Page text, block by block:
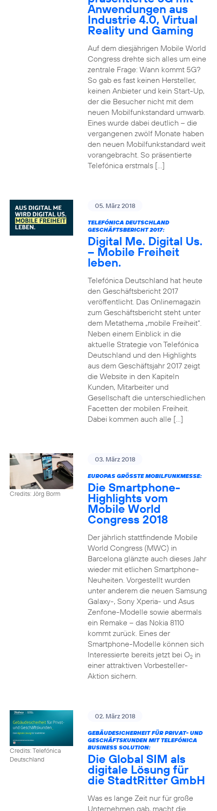
Anwendungen aus
Industrie 4.0, Virtual
Reality und Gaming
Auf dem diesjährigen Mobile World
Congress drehte sich alles um eine
zentrale Frage: Wann kommt 5G?
So gab es fast keinen Hersteller,
keinen Anbieter und kein Start-Up,
der die Besucher nicht mit dem
neuen Mobilfunkstandard umwarb.
Eines wurde dabei deutlich – die
vergangenen zwölf Monate haben
den neuen Mobilfunkstandard weit
vorangebracht. So präsentierte
Telefónica erstmals […]
05. März 2018
TELEFÓNICA DEUTSCHLAND
GESCHÄFTSBERICHT 2017:
Digital Me. Digital Us.
– Mobile Freiheit
leben.
Telefónica Deutschland hat heute
den Geschäftsbericht 2017
veröffentlicht. Das Onlinemagazin
zum Geschäftsbericht steht unter
dem Metathema „mobile Freiheit“.
Neben einem Einblick in die
aktuelle Strategie von Telefónica
Deutschland und den Highlights
aus dem Geschäftsjahr 2017 zeigt
die Website in den Kapiteln
Kunden, Mitarbeiter und
Gesellschaft die unterschiedlichen
Facetten der mobilen Freiheit.
Dabei kommen auch alle […]
Credits: Jörg Borm
03. März 2018
EUROPAS GRÖSSTE MOBILFUNKMESSE:
Die Smartphone-
Highlights vom
Mobile World
Congress 2018
Der jährlich stattfindende Mobile
World Congress (MWC) in
Barcelona glänzte auch dieses Jahr
wieder mit etlichen Smartphone-
Neuheiten. Vorgestellt wurden
unter anderem die neuen Samsung
Galaxy-, Sony Xperia- und Asus
Zenfone-Modelle sowie abermals
ein Remake – das Nokia 8110
kommt zurück. Eines der
Smartphone-Modelle können sich
Interessierte bereits jetzt bei O2in
einer attraktiven Vorbesteller-
Aktion sichern.
Credits: Telefónica
Deutschland
02. März 2018
GEBÄUDESICHERHEIT FÜR PRIVAT- UND
GESCHÄFTSKUNDEN MIT TELEFÓNICA
BUSINESS SOLUTION:
Die Global SIM als
digitale Lösung für
die StadtRitter GmbH
Was es lange Zeit nur für große
Unternehmen gab, macht die